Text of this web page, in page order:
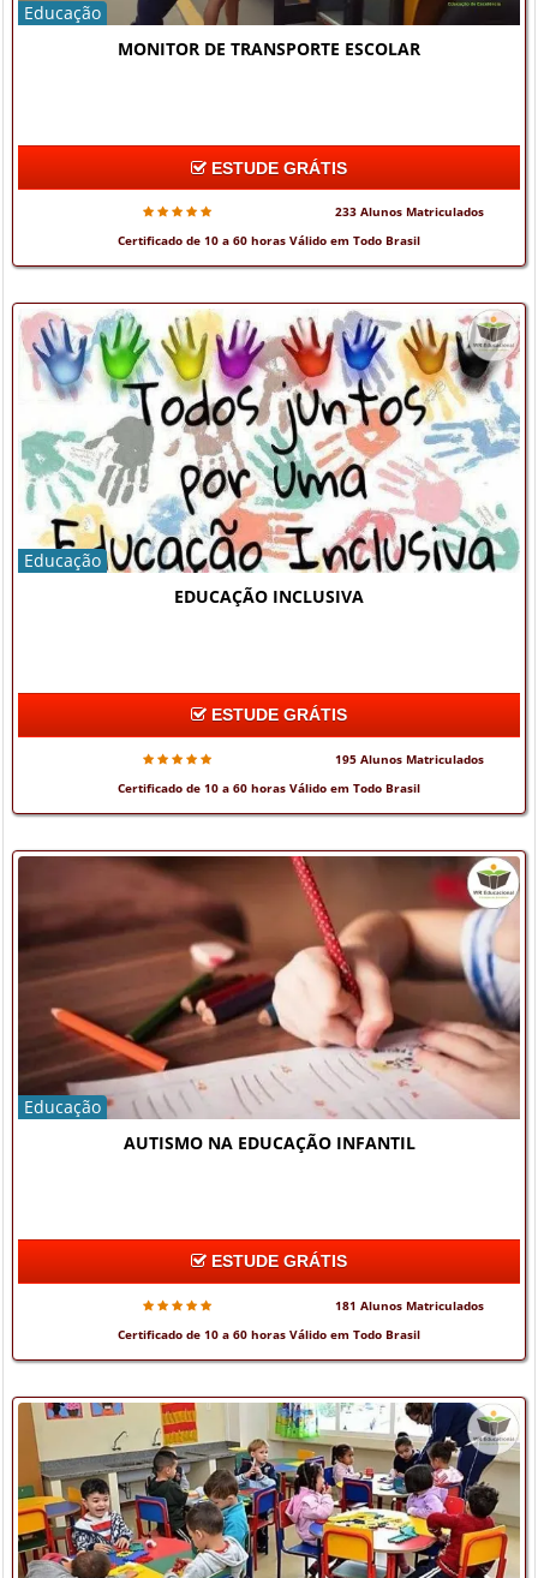
Educação
MONITOR DE TRANSPORTE ESCOLAR
ESTUDE GRÁTIS
233 Alunos Matriculados
Certificado de 10 a 60 horas Válido em Todo Brasil
Educação
EDUCAÇÃO INCLUSIVA
ESTUDE GRÁTIS
195 Alunos Matriculados
Certificado de 10 a 60 horas Válido em Todo Brasil
Educação
AUTISMO NA EDUCAÇÃO INFANTIL
ESTUDE GRÁTIS
181 Alunos Matriculados
Certificado de 10 a 60 horas Válido em Todo Brasil